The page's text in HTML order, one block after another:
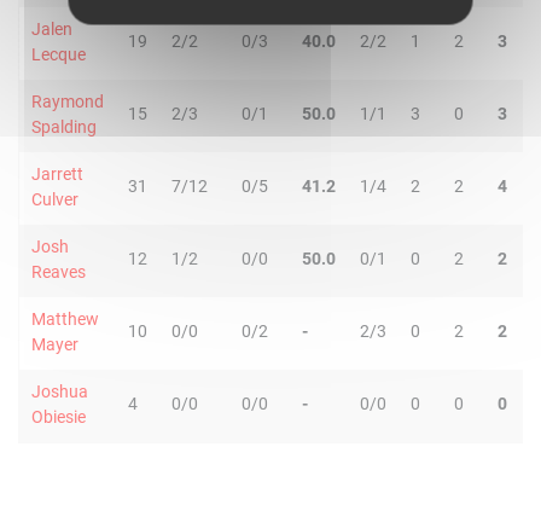
Jalen
Lecque
19 2/2 0/3 40.0 2/2 1 2 3
Raymond
Spalding
15 2/3 0/1 50.0 1/1 3 0 3
Jarrett
Culver
31 7/12 0/5 41.2 1/4 2 2 4
Josh
Reaves
12 1/2 0/0 50.0 0/1 0 2 2
Matthew
Mayer
10 0/0 0/2 - 2/3 0 2 2
Joshua
Obiesie
4 0/0 0/0 - 0/0 0 0 0